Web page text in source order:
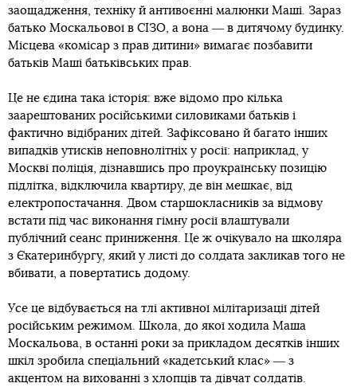
заощадження, техніку й антивоєнні малюнки Маші. Зараз
батько Москальової в СІЗО, а вона ― в дитячому будинку.
Місцева «комісар з прав дитини» вимагає позбавити
батьків Маші батьківських прав.
Це не єдина така історія: вже відомо про кілька
заарештованих російськими силовиками батьків і
фактично відібраних дітей. Зафіксовано й багато інших
випадків утисків неповнолітніх у росії: наприклад, у
Москві поліція, дізнавшись про проукраїнську позицію
підлітка, відключила квартиру, де він мешкає, від
електропостачання. Двом старшокласників за відмову
встати під час виконання гімну росії влаштували
публічний сеанс приниження. Це ж очікувало на школяра
з Єкатеринбургу, який у листі до солдата закликав того не
вбивати, а повертатись додому.
Усе це відбувається на тлі активної мілітаризації дітей
російським режимом. Школа, до якої ходила Маша
Москальова, в останні роки за прикладом десятків інших
шкіл зробила спеціальний «кадетський клас» ― з
акцентом на вихованні з хлопців та дівчат солдатів.